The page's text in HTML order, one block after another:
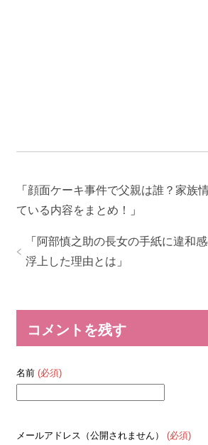
「 顔面ケーキ事件で父親は誰？家族
ている内容をまとめ！
」
「 阿部慎之助の長女の手紙に違和
浮上した理由とは 」
コメントを残す
名前 (必須)
メールアドレス（公開されません） (必須)